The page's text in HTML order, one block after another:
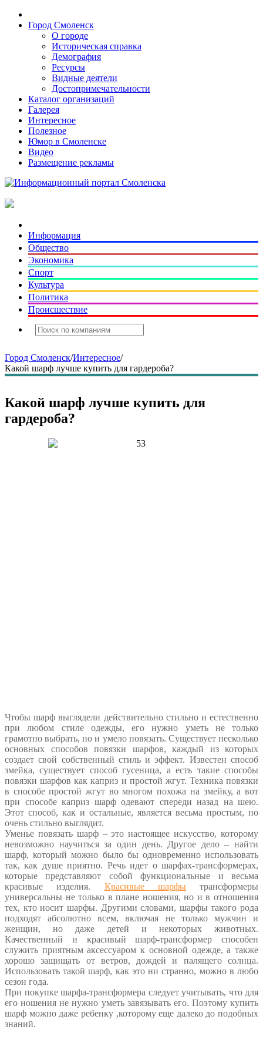
Город Смоленск
О городе
Историческая справка
Демография
Ресурсы
Видные деятели
Достопримечательности
Каталог организаций
Галерея
Интересное
Полезное
Юмор в Смоленске
Видео
Размещение рекламы
Информация
Общество
Экономика
Спорт
Культура
Политика
Происшествие
Город Смоленск/Интересное/
Какой шарф лучше купить для гардероба?
Какой шарф лучше купить для
гардероба?
Чтобы шарф выглядели действительно стильно и естественно
при любом стиле одежды, его нужно уметь не только
грамотно выбрать, но и умело повязать. Существует несколько
основных способов повязки шарфов, каждый из которых
создает свой собственный стиль и эффект. Известен способ
змейка, существует способ гусеница, а есть такие способы
повязки шарфов как каприз и простой жгут. Техника повязки
в способе простой жгут во многом похожа на змейку, а вот
при способе каприз шарф одевают спереди назад на шею.
Этот способ, как и остальные, является весьма простым, но
очень стильно выглядит.
Уменье повязать шарф – это настоящее искусство, которому
невозможно научиться за один день. Другое дело – найти
шарф, который можно было бы одновременно использовать
так, как душе приятно. Речь идет о шарфах-трансформерах,
которые представляют собой функциональные и весьма
красивые изделия. Красивые шарфытрансформеры
универсальны не только в плане ношения, но и в отношения
тех, кто носит шарфы. Другими словами, шарфы такого рода
подходят абсолютно всем, включая не только мужчин и
женщин, но даже детей и некоторых животных.
Качественный и красивый шарф-трансформер способен
служить приятным аксессуаром к основной одежде, а также
хорошо защищать от ветров, дождей и палящего солнца.
Использовать такой шарф, как это ни странно, можно в любо
сезон года.
При покупке шарфа-трансформера следует учитывать, что для
его ношения не нужно уметь завязывать его. Поэтому купить
шарф можно даже ребенку ,которому еще далеко до подобных
знаний.